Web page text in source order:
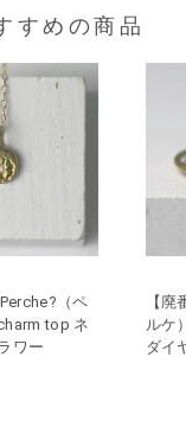
すめの商品
（ペ
top ネ
ワー
【
ルケ
ダイ